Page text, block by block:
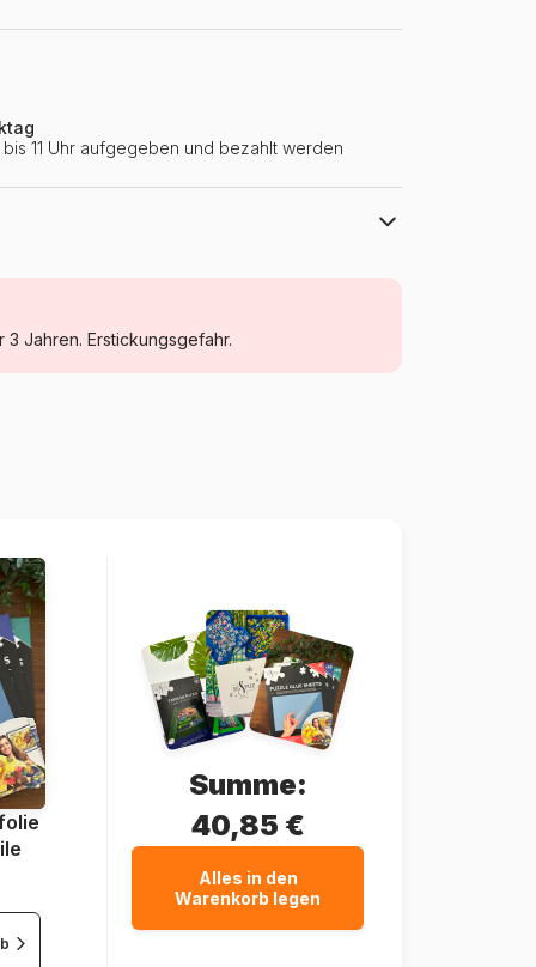
11 Uhr aufgegeben und bezahlt werden
Puzzle für Erwachsene (500 bis 48000
Jahren. Erstickungsgefahr.
Summe:
40,85 €
Alles in den
Warenkorb legen